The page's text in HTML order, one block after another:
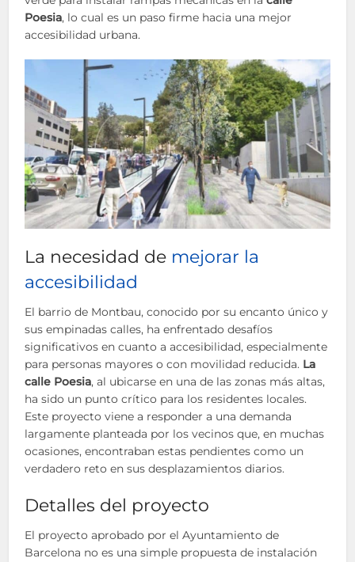
Poesia, lo cual es un paso firme hacia una mejor
accesibilidad urbana.
La necesidad de mejorar la
accesibilidad
El barrio de Montbau, conocido por su encanto único y
sus empinadas calles, ha enfrentado desafíos
significativos en cuanto a accesibilidad, especialmente
para personas mayores o con movilidad reducida. La
calle Poesia, al ubicarse en una de las zonas más altas,
ha sido un punto crítico para los residentes locales.
Este proyecto viene a responder a una demanda
largamente planteada por los vecinos que, en muchas
ocasiones, encontraban estas pendientes como un
verdadero reto en sus desplazamientos diarios.
Detalles del proyecto
El proyecto aprobado por el Ayuntamiento de
Barcelona no es una simple propuesta de instalación